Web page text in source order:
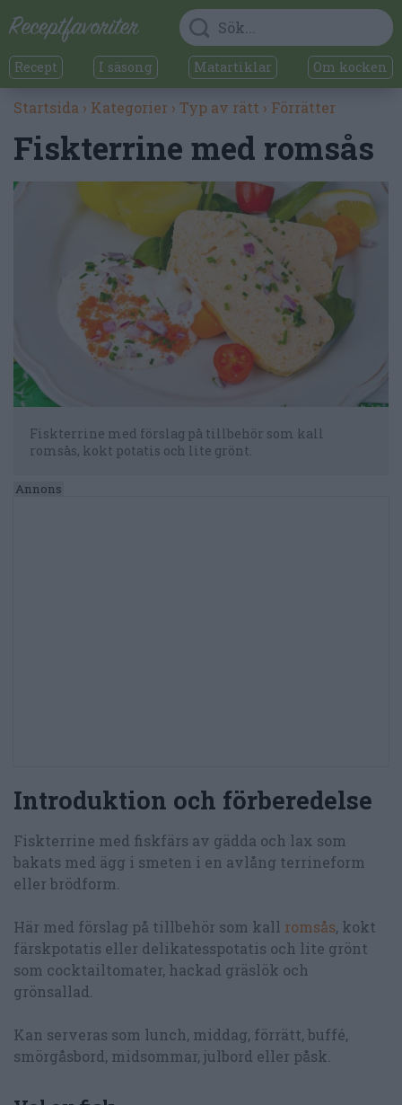
Recept I säsong Matartiklar Om kocken
Startsida › Kategorier › Typ av rätt › Förrätter
Fiskterrine med romsås
Fiskterrine med förslag på tillbehör som kall
romsås, kokt potatis och lite grönt.
Introduktion och förberedelse
Fiskterrine med fiskfärs av gädda och lax som
bakats med ägg i smeten i en avlång terrineform
eller brödform.
Här med förslag på tillbehör som kall romsås, kokt
färskpotatis eller delikatesspotatis och lite grönt
som cocktailtomater, hackad gräslök och
grönsallad.
Kan serveras som lunch, middag, förrätt, buffé,
smörgåsbord, midsommar, julbord eller påsk.